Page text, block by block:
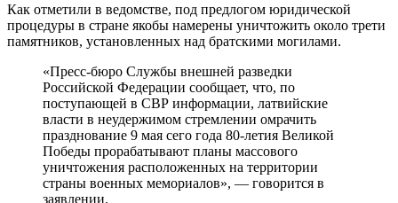
Как отметили в ведомстве, под предлогом юридической
процедуры в стране якобы намерены уничтожить около трети
памятников, установленных над братскими могилами.
«Пресс-бюро Службы внешней разведки
Российской Федерации сообщает, что, по
поступающей в СВР информации, латвийские
власти в неудержимом стремлении омрачить
празднование 9 мая сего года 80-летия Великой
Победы прорабатывают планы массового
уничтожения расположенных на территории
страны военных мемориалов», — говорится в
заявлении.